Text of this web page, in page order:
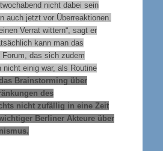
nicht dabei sein
auch jetzt vor Überreaktionen.
Verrat wittern“, sagt er
kann man das
das sich zudem
einig war, als Routine
Brainstorming über
des
nicht zufällig in eine Zeit
Berliner Akteure über